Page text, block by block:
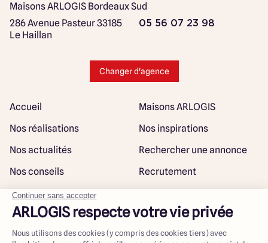
Maisons ARLOGIS Bordeaux Sud
286 Avenue Pasteur33185
Le Haillan
05 56 07 23 98
Changer d'agence
Accueil
Maisons ARLOGIS
Nos réalisations
Nos inspirations
Nos actualités
Rechercher une annonce
Nos conseils
Recrutement
Rejoindre notre réseau Plan du site